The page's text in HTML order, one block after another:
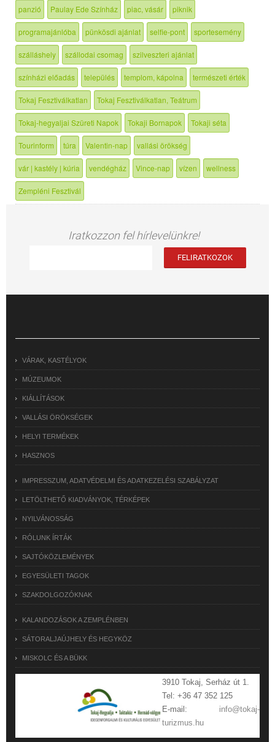
panzió Paulay Ede Színház piac, vásár piknik
programajánlóba pünkösdi ajánlat selfie-pont sportesemény
szálláshely szállodai csomag szilveszteri ajánlat
színházi előadás település templom, kápolna természeti érték
Tokaj Fesztiválkatlan Tokaj Fesztiválkatlan, Teátrum
Tokaj-hegyaljai Szüreti Napok Tokaji Bornapok Tokaji séta
Tourinform túra Valentin-nap vallási örökség
vár | kastély | kúria vendégház Vince-nap vízen wellness
Zempléni Fesztivál
Iratkozzon fel hírlevelünkre!
VÁRAK, KASTÉLYOK
MÚZEUMOK
KIÁLLÍTÁSOK
VALLÁSI ÖRÖKSÉGEK
HELYI TERMÉKEK
HASZNOS
IMPRESSZUM, ADATVÉDELMI ÉS ADATKEZELÉSI SZABÁLYZAT
LETÖLTHETŐ KIADVÁNYOK, TÉRKÉPEK
NYILVÁNOSSÁG
RÓLUNK ÍRTÁK
SAJTÓKÖZLEMÉNYEK
EGYESÜLETI TAGOK
SZAKDOLGOZÓKNAK
KALANDOZÁSOK A ZEMPLÉNBEN
SÁTORALJAÚJHELY ÉS HEGYKÖZ
MISKOLC ÉS A BÜKK
3910 Tokaj, Serház út 1.
Tel: +36 47 352 125
E-mail: info@tokaj-
turizmus.hu